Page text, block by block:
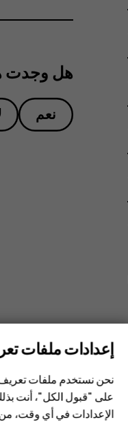
هل وجدت
نعم
إعدادات ملفات
نحن نستخدم ملفات تعريف
على "قبول الكل"، أنت
الإعدادات في أي وقت،